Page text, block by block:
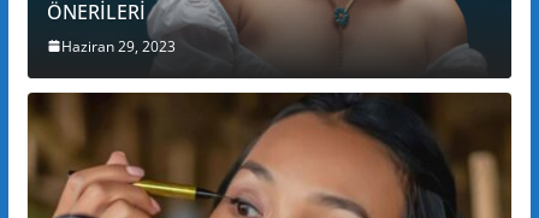
ÖNERİLERİ
Haziran 29, 2023